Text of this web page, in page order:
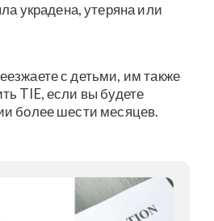
украдена, утеряна или
с детьми, им также
TIE, если вы будете
более шести месяцев.